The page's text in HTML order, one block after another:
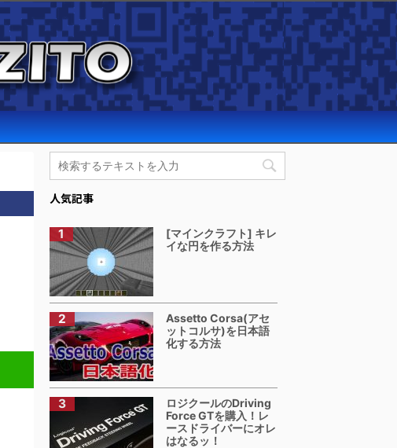
人気記事
[マインクラフト] キレ
イな円を作る方法
Assetto Corsa(アセ
ットコルサ)を日本語
化する方法
ロジクールのDriving
Force GTを購入！レ
ースドライバーにオレ
はなるッ！